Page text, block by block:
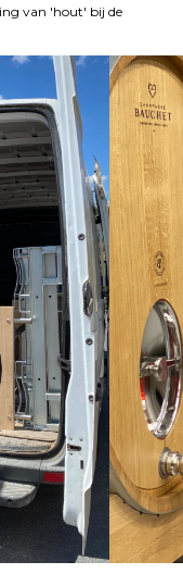
van 'hout' bij de